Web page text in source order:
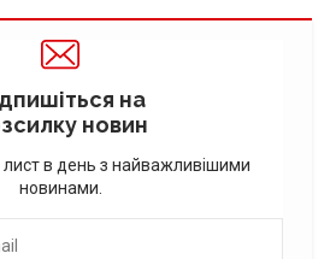
на
новин
в день з найважливішими
новинами.